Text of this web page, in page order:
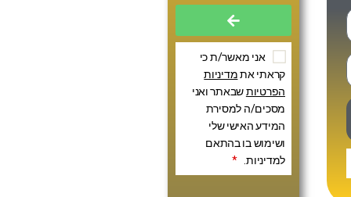
אני מאשר/ת כי
קראתי אתמדיניות
הפרטיותשבאתר ואני
מסכים/ה למסירת
המידע האישי שלי
ושימוש בו בהתאם
למדיניות. *